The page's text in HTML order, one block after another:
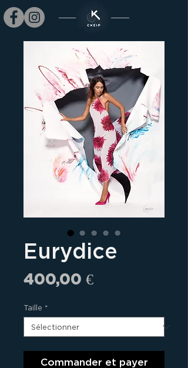
Eurydice
400,00 €Prix
Taille *
Commander et payer